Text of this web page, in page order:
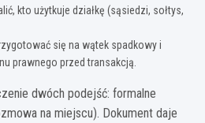
kto użytkuje działkę (sąsiedzi, sołtys,
się na wątek spadkowy i
prawnego przed transakcją.
dwóch podejść: formalne
na miejscu). Dokument daje